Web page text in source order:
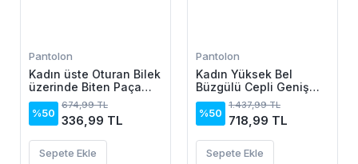
Pantolon
Kadın üste Oturan Bilek
üzerinde Biten Paça
Krep Pantolon
%50
674,99 TL
336,99 TL
Sepete Ekle
Pantolon
Kadın Yüksek Bel
Büzgülü Cepli Geniş
Kesim Viskon Iki Iplik
Pantolon
%50
1.437,99 TL
718,99 TL
Sepete Ekle